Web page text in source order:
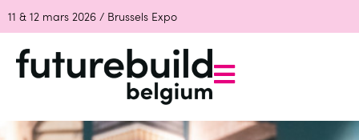
11 & 12 mars 2026 / Brussels Expo